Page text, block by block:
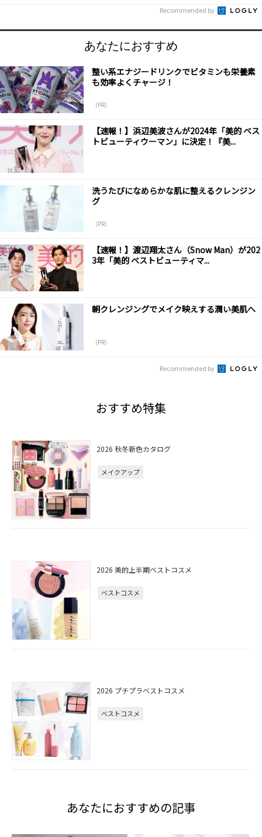
Recommended by
あなたにおすすめ
整い系エナジードリンクでビタミンも栄養素
も効率よくチャージ！
（PR）
【速報！】浜辺美波さんが2024年「美的 ベス
トビューティウーマン」に決定！『美...
洗うたびになめらかな肌に整えるクレンジン
グ
（PR）
【速報！】渡辺翔太さん（Snow Man）が202
3年「美的 ベストビューティマ...
朝クレンジングでメイク映えする潤い美肌へ
（PR）
Recommended by
おすすめ特集
2026 秋冬新色カタログ
メイクアップ
2026 美的上半期ベストコスメ
ベストコスメ
2026 プチプラベストコスメ
ベストコスメ
あなたにおすすめの記事